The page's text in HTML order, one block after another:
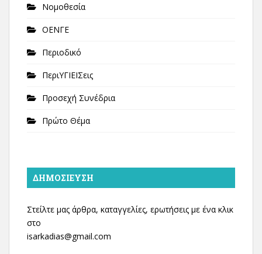
Νομοθεσία
ΟΕΝΓΕ
Περιοδικό
ΠεριΥΓΙΕΙΣεις
Προσεχή Συνέδρια
Πρώτο Θέμα
ΔΗΜΟΣΊΕΥΣΗ
Στείλτε μας άρθρα, καταγγελίες, ερωτήσεις με ένα κλικ
στο
isarkadias@gmail.com